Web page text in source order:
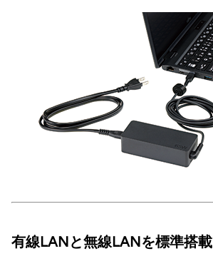
有線LANと無線LANを標準搭載